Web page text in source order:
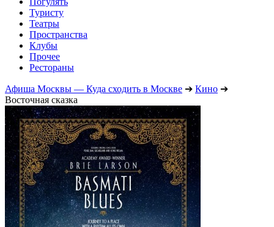
Туристу
Театры
Пространства
Клубы
Прочее
Рестораны
Афиша Москвы — Куда сходить в Москве ➔ Кино ➔
Восточная сказка